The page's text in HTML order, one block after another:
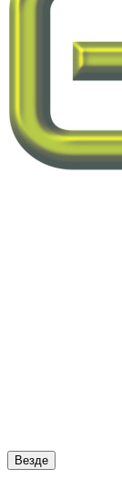
Везде